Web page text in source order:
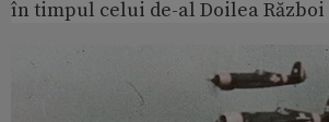
în timpul celui de-al Doilea